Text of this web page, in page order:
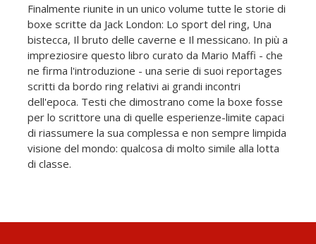
Finalmente riunite in un unico volume tutte le storie di
boxe scritte da Jack London: Lo sport del ring, Una
bistecca, Il bruto delle caverne e Il messicano. In più a
impreziosire questo libro curato da Mario Maffi - che
ne firma l'introduzione - una serie di suoi reportages
scritti da bordo ring relativi ai grandi incontri
dell'epoca. Testi che dimostrano come la boxe fosse
per lo scrittore una di quelle esperienze-limite capaci
di riassumere la sua complessa e non sempre limpida
visione del mondo: qualcosa di molto simile alla lotta
di classe.